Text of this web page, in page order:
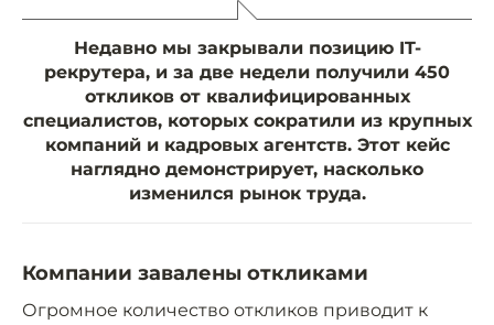
Недавно мы закрывали позицию IT-
рекрутера, и за две недели получили 450
откликов от квалифицированных
специалистов, которых сократили из крупных
компаний и кадровых агентств. Этот кейс
наглядно демонстрирует, насколько
изменился рынок труда.
Компании завалены откликами
Огромное количество откликов приводит к